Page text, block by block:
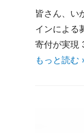
皆さん、い
インによる
寄付が実現
もっと読む